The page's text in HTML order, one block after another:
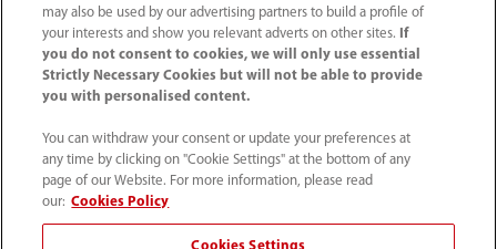
Inicio Productos
Iluminación quirúrgica
Serie HyLED 7
may also be used by our advertising partners to build a profile of
your interests and show you relevant adverts on other sites.
If
you do not consent to cookies, we will only use essential
Strictly Necessary Cookies but will not be able to provide
you with personalised content.
You can withdraw your consent or update your preferences at
any time by clicking on "Cookie Settings" at the bottom of any
page of our Website. For more information, please read
our: Cookies Policy